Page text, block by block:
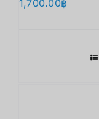
1,700.00฿